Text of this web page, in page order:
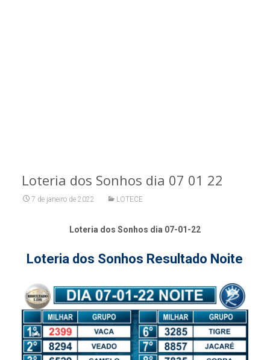
Loteria dos Sonhos dia 07 01 22
7 de janeiro de 2022 LOTECE
Loteria dos Sonhos dia 07-01-22
Loteria dos Sonhos Resultado Noite